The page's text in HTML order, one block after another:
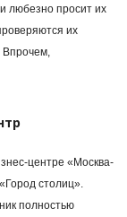
любезно просит их
их
Впрочем,
центре «Москва-
столиц».
полностью